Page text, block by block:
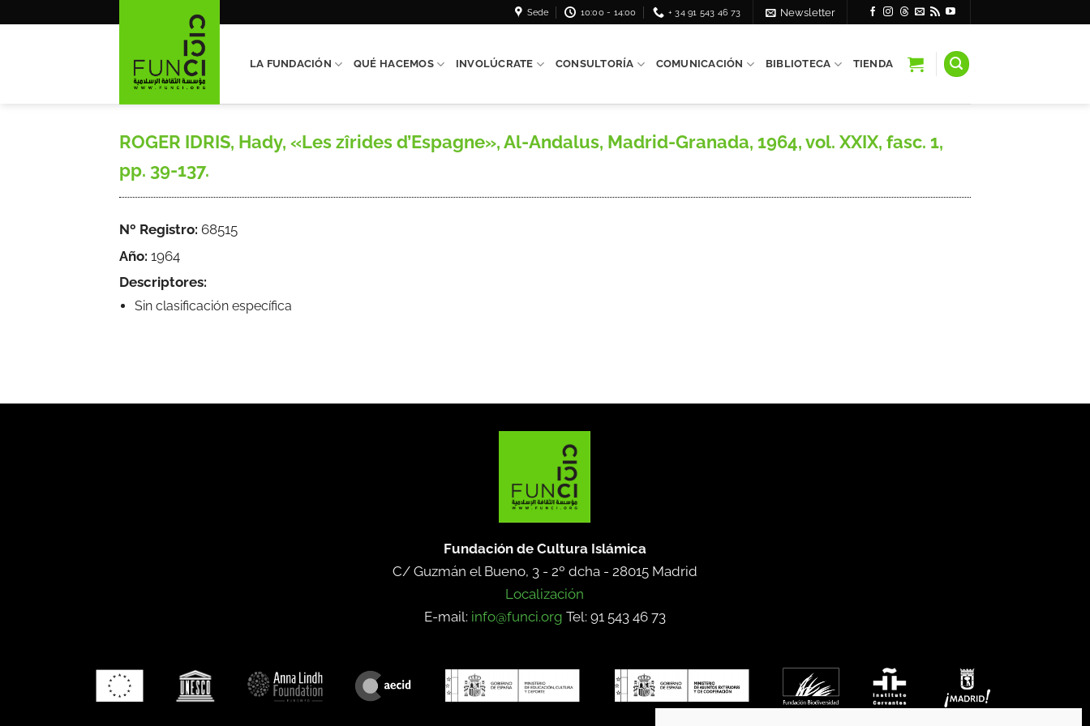
Sede 10:00 - 14:00 + 34 91 543 46 73 Newsletter
LA FUNDACIÓN QUÉ HACEMOS INVOLÚCRATE CONSULTORÍA COMUNICACIÓN BIBLIOTECA TIENDA
ROGER IDRIS, Hady, «Les zîrides d’Espagne», Al-Andalus, Madrid-Granada, 1964, vol. XXIX, fasc. 1,
pp. 39-137.
Nº Registro: 68515
Año: 1964
Descriptores:
Sin clasificación específica
Fundación de Cultura Islámica
C/ Guzmán el Bueno, 3 - 2º dcha - 28015 Madrid
Localización
E-mail: info@funci.org Tel: 91 543 46 73